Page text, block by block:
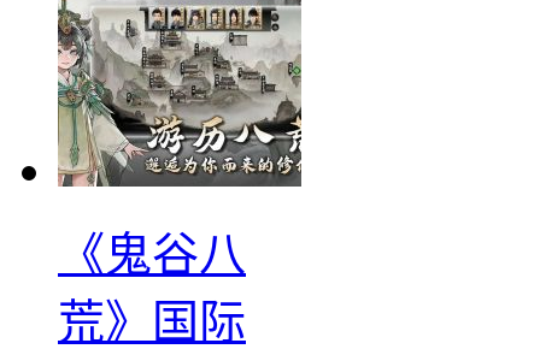
《鬼谷八
荒》国际